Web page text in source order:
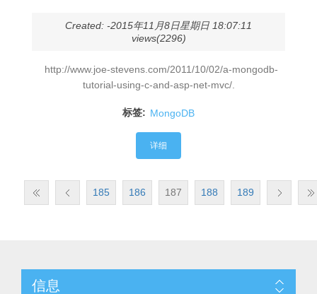
Created: -2015年11月8日星期日 18:07:11
views(2296)
http://www.joe-stevens.com/2011/10/02/a-mongodb-
tutorial-using-c-and-asp-net-mvc/.
标签: MongoDB
详细
185 186 187 188 189
信息